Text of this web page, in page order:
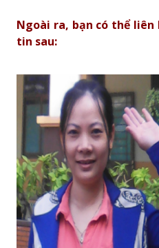
Ngoài ra, bạn có thể
tin sau: